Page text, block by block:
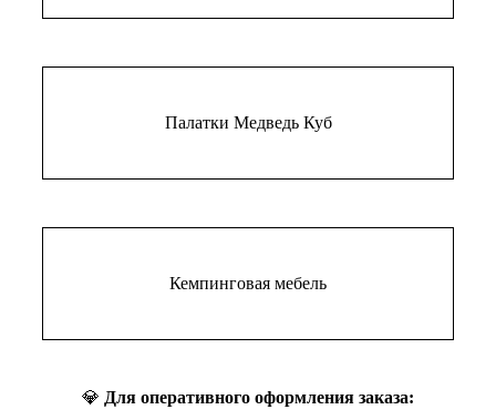
Палатки Медведь Куб
Кемпинговая мебель
💎 Для оперативного оформления заказа: